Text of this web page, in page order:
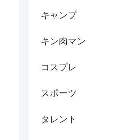
キャンプ
キン肉マン
コスプレ
スポーツ
タレント